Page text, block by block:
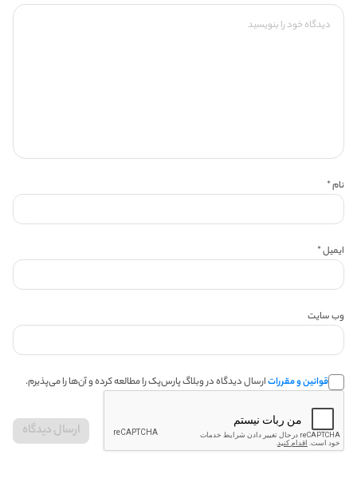
نام*
ایمیل*
وب‌ سایت
قوانین و مقرراتارسال دیدگاه در وبلاگ پارس‌پک را مطالعه کرده و آن‌ها را می‌پذیرم.